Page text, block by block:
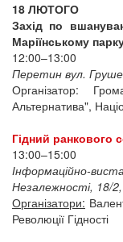
18 ЛЮТОГО
Захід по
Маріїнському
12:00–13:00
Перетин вул.
Організатор:
Альтернатива",
Гідний ранкового
13:00–15:00
Інформаційно-
Незалежності, 18/
Організатори:
Революції Гідності